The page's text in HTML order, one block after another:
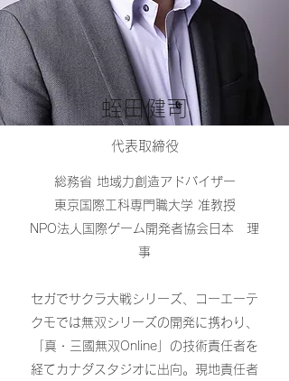
​蛭田健司
​代表取締役
総務省 地域力創造アドバイザー
東京国際工科専門職大学 准教授
NPO法人国際ゲーム開発者協会日本 理
事
セガでサクラ大戦シリーズ、コーエーテ
クモでは無双シリーズの開発に携わり、
「真・三國無双Online」の技術責任者を
経てカナダスタジオに出向。現地責任者